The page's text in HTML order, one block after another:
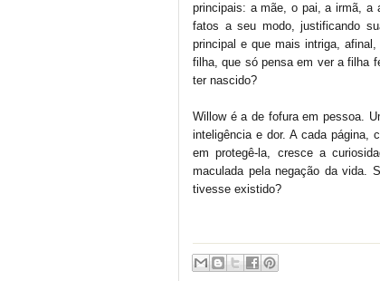
principais: a mãe, o pai, a irmã, a
fatos a seu modo, justificando
principal e que mais intriga,
filha, que só pensa em ver a filha
ter nascido?
Willow é a de fofura em pessoa.
inteligência e dor. A cada página,
em protegê-la, cresce a
maculada pela negação da vida.
tivesse existido?